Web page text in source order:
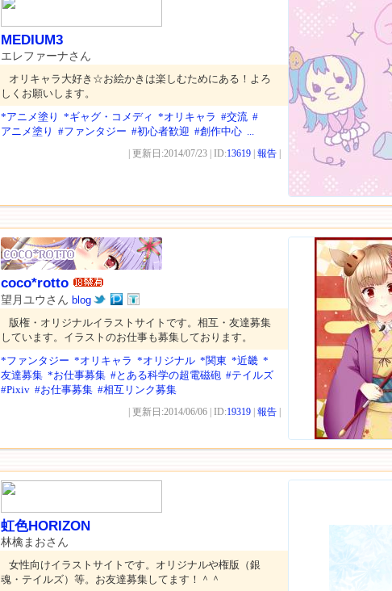
MEDIUM3
エレファーナさん
オリキャラ大好き☆お絵かきは楽しむためにある！よろ
しくお願いします。
*アニメ塗り *ギャグ・コメディ *オリキャラ #交流 #
アニメ塗り #ファンタジー #初心者歓迎 #創作中心 ...
| 更新日:2014/07/23 | ID:13619 報告
coco*rotto
望月ユウさん blog
版権・オリジナルイラストサイトです。相互・友達募集
しています。イラストのお仕事も募集しております。
*ファンタジー *オリキャラ *オリジナル *関東 *近畿 *
友達募集 *お仕事募集 #とある科学の超電磁砲 #テイルズ
#Pixiv #お仕事募集 #相互リンク募集
| 更新日:2014/06/06 | ID:19319 報告
虹色HORIZON
林檎まおさん
女性向けイラストサイトです。オリジナルや権版（銀
魂・テイルズ）等。お友達募集してます！＾＾